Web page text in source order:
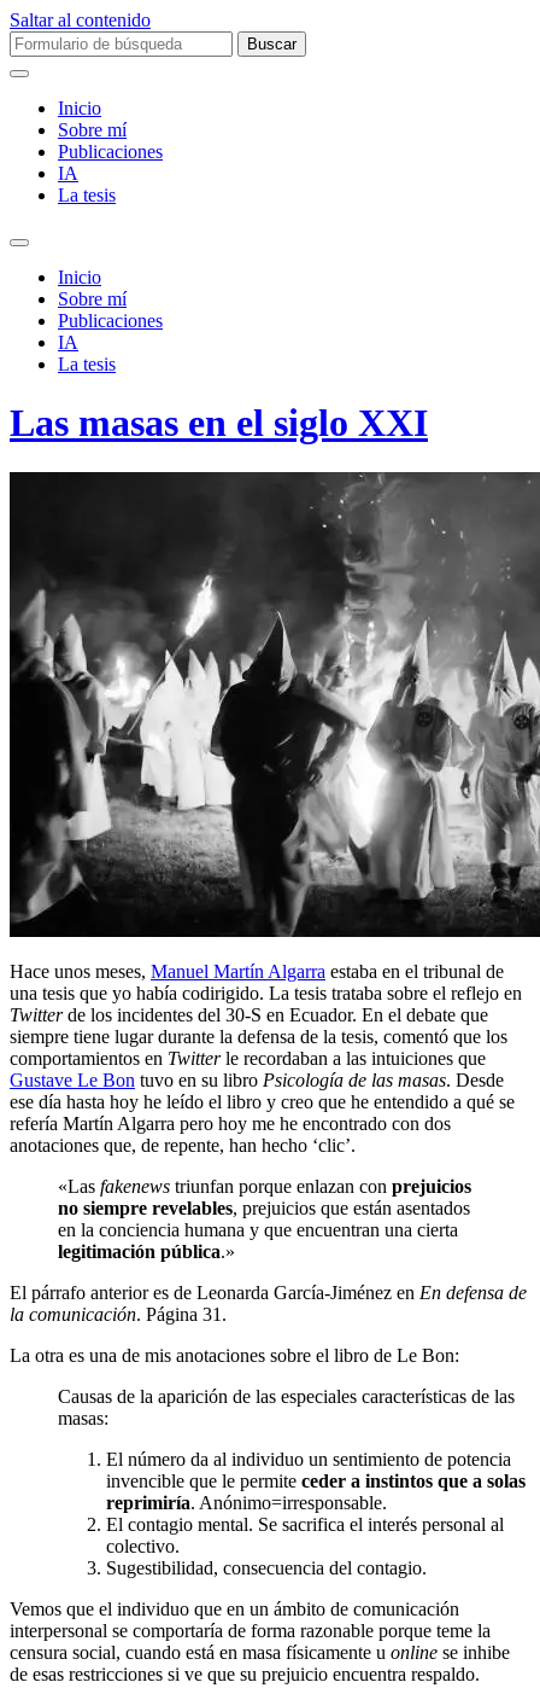
Saltar al contenido
Buscar:
Inicio
Sobre mí­
Publicaciones
IA
La tesis
Alternar
campo
búsqueda
Inicio
Sobre mí­
Publicaciones
IA
La tesis
Las masas en el siglo XXI
Hace unos meses, Manuel Martín Algarra estaba en el tribunal de
una tesis que yo había codirigido. La tesis trataba sobre el reflejo en
Twitterde los incidentes del 30-S en Ecuador. En el debate que
siempre tiene lugar durante la defensa de la tesis, comentó que los
comportamientos en Twitterle recordaban a las intuiciones que
Gustave Le Bon tuvo en su libro Psicología de las masas. Desde
ese día hasta hoy he leído el libro y creo que he entendido a qué se
refería Martín Algarra pero hoy me he encontrado con dos
anotaciones que, de repente, han hecho ‘clic’.
«Las fakenews triunfan porque enlazan con prejuicios
no siempre revelables, prejuicios que están asentados
en la conciencia humana y que encuentran una cierta
legitimación pública.»
El párrafo anterior es de Leonarda García-Jiménez en En defensa de
la comunicación. Página 31.
La otra es una de mis anotaciones sobre el libro de Le Bon:
Causas de la aparición de las especiales características de las
masas:
El número da al individuo un sentimiento de potencia
invencible que le permite ceder a instintos que a solas
reprimiría. Anónimo=irresponsable.
El contagio mental. Se sacrifica el interés personal al
colectivo.
Sugestibilidad, consecuencia del contagio.
Vemos que el individuo que en un ámbito de comunicación
interpersonal se comportaría de forma razonable porque teme la
censura social, cuando está en masa físicamente u online se inhibe
de esas restricciones si ve que su prejuicio encuentra respaldo.